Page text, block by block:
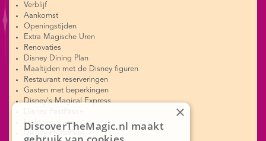
Verblijf
Aankomst
Openingstijden
Extra Magische Uren
Renovaties
Disney Dining Plan
Maaltijden met de Disney figuren
Restaurant reserveringen
Gasten met beperkingen
Disney's Magical Express
Lightning Lane
DiscoverTheMagic.nl maakt
×